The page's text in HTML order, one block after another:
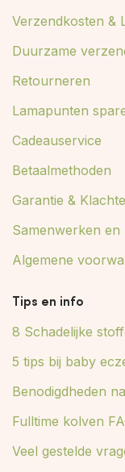
Verzendkosten &
Duurzame
Retourneren
Lamapunten
Cadeauservice
Betaalmethoden
Garantie &
Samenwerken en
Algemene
Tips en info
8 Schadelijke
5 tips bij baby
Benodigdheden
Fulltime kolven
Veel gestelde